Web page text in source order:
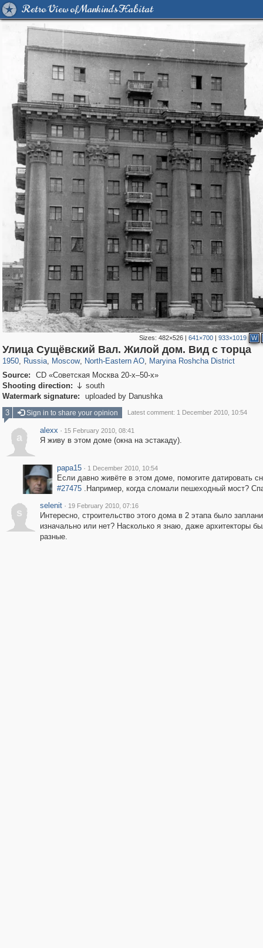
Retro View of Mankind's Habitat
Sizes:482×526 |641×700 |933×1019 W
Улица Сущёвский Вал. Жилой дом. Вид с торца
1950, Russia
1,407,328 29,248
, Moscow
319,882 8,286
, North-Eastern AO
24,495 250
, Maryina Roshcha District
2,023 27
Source:
CD «Советская Москва 20-х–50-х»
Shooting direction:  south
Watermark signature:
uploaded by Danushka
3
Sign in to share your opinion Latest comment: 1 December 2010, 10:54
a
alexx · 15 February 2010, 08:41
Я живу в этом доме (окна на эстакаду).
papa15 · 1 December 2010, 10:54
Если давно живёте в этом доме, помогите датировать
#27475.Например, когда сломали пешеходный мост?
s
selenit · 19 February 2010, 07:16
Интересно, строительство этого дома в 2 этапа было
изначально или нет? Насколько я знаю, даже архитекторы
разные.